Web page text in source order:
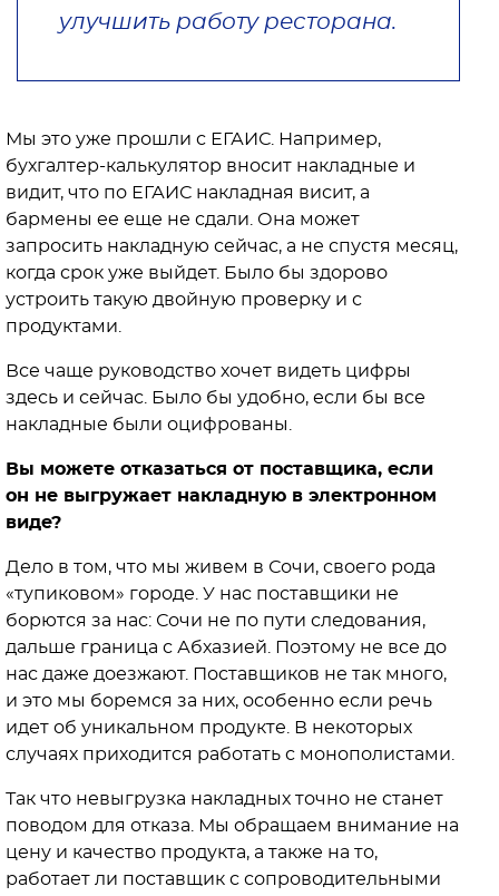
улучшить работу ресторана.
Мы это уже прошли с ЕГАИС. Например,
бухгалтер-калькулятор вносит накладные и
видит, что по ЕГАИС накладная висит, а
бармены ее еще не сдали. Она может
запросить накладную сейчас, а не спустя месяц,
когда срок уже выйдет. Было бы здорово
устроить такую двойную проверку и с
продуктами.
Все чаще руководство хочет видеть цифры
здесь и сейчас. Было бы удобно, если бы все
накладные были оцифрованы.
Вы можете отказаться от поставщика, если
он не выгружает накладную в электронном
виде?
Дело в том, что мы живем в Сочи, своего рода
«тупиковом» городе. У нас поставщики не
борются за нас: Сочи не по пути следования,
дальше граница с Абхазией. Поэтому не все до
нас даже доезжают. Поставщиков не так много,
и это мы боремся за них, особенно если речь
идет об уникальном продукте. В некоторых
случаях приходится работать с монополистами.
Так что невыгрузка накладных точно не станет
поводом для отказа. Мы обращаем внимание на
цену и качество продукта, а также на то,
работает ли поставщик с сопроводительными